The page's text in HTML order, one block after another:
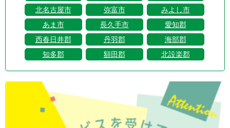
北名古屋市
弥富市
みよし市
あま市
長久手市
愛知郡
西春日井郡
丹羽郡
海部郡
知多郡
額田郡 北設楽郡